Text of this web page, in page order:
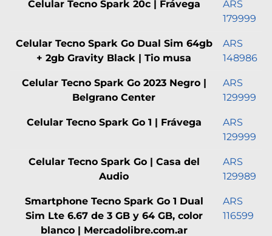
Celular Tecno Spark 20c | Frávega
ARS
179999
Celular Tecno Spark Go Dual Sim 64gb
+ 2gb Gravity Black | Tio musa
ARS
148986
Celular Tecno Spark Go 2023 Negro |
Belgrano Center
ARS
129999
Celular Tecno Spark Go 1 | Frávega
ARS
129999
Celular Tecno Spark Go | Casa del
Audio
ARS
129989
Smartphone Tecno Spark Go 1 Dual
Sim Lte 6.67 de 3 GB y 64 GB, color
blanco | Mercadolibre.com.ar
ARS
116599